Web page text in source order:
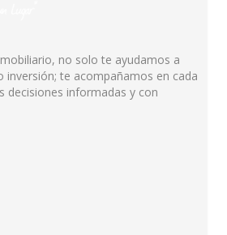
no solo te ayudamos a
inversión; te acompañamos en cada
decisiones informadas y con